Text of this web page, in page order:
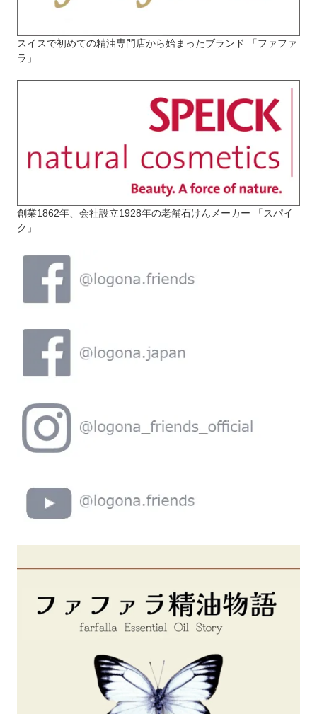
スイスで初めての精油専門店から始まったブランド 「ファファ
ラ」
創業1862年、会社設立1928年の老舗石けんメーカー 「スパイ
ク」